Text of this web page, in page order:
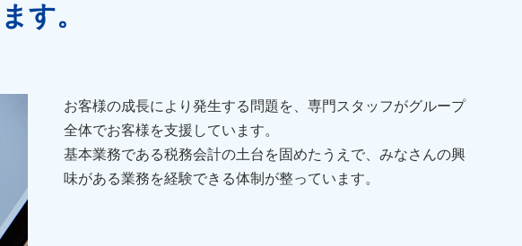
す。
お客様の成長により発生する問題を、専門スタッフがグループ
全体でお客様を支援しています。
基本業務である税務会計の土台を固めたうえで、みなさんの興
味がある業務を経験できる体制が整っています。